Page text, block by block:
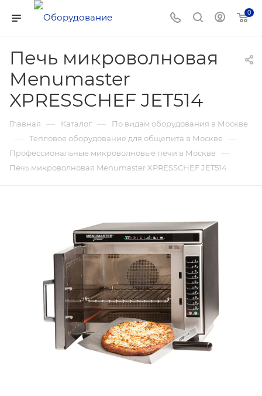
0
Печь микроволновая
Menumaster
XPRESSCHEF JET514
Главная — Каталог — По видам оборудования в Москве
— Тепловое оборудование для общепита в Москве —
Профессиональные микроволновые печи в Москве —
Печь микроволновая Menumaster XPRESSCHEF JET514